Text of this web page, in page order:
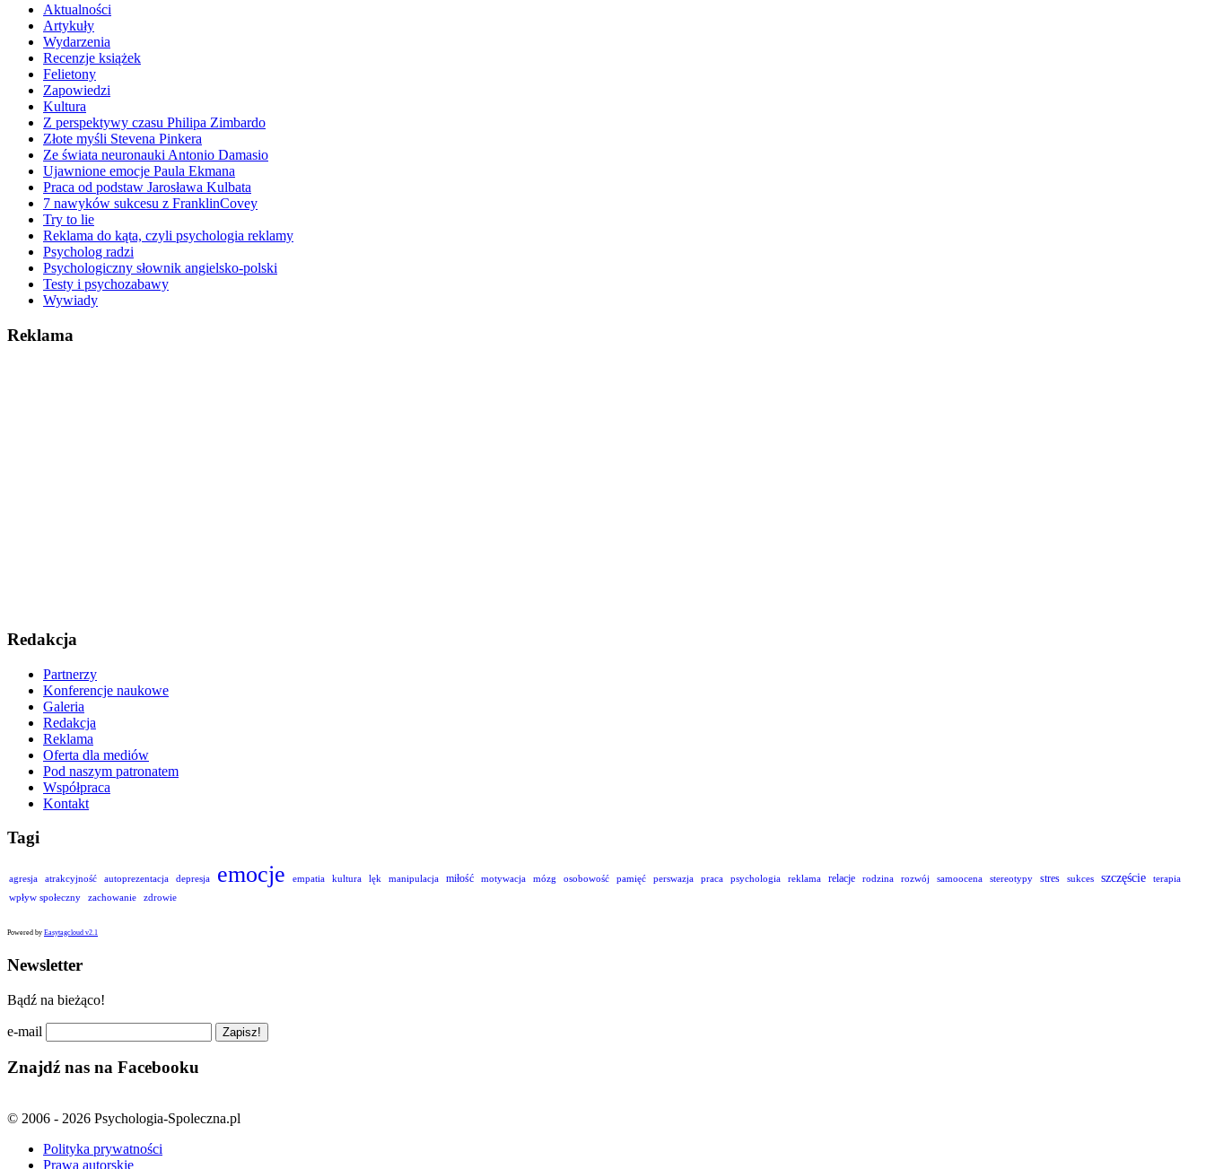
Aktualności
Artykuły
Wydarzenia
Recenzje książek
Felietony
Zapowiedzi
Kultura
Z perspektywy czasu Philipa Zimbardo
Złote myśli Stevena Pinkera
Ze świata neuronauki Antonio Damasio
Ujawnione emocje Paula Ekmana
Praca od podstaw Jarosława Kulbata
7 nawyków sukcesu z FranklinCovey
Try to lie
Reklama do kąta, czyli psychologia reklamy
Psycholog radzi
Psychologiczny słownik angielsko-polski
Testy i psychozabawy
Wywiady
Reklama
Redakcja
Partnerzy
Konferencje naukowe
Galeria
Redakcja
Reklama
Oferta dla mediów
Pod naszym patronatem
Współpraca
Kontakt
Tagi
agresja atrakcyjność autoprezentacja depresja emocje empatia kultura lęk manipulacja miłość motywacja mózg osobowość pamięć perswazja praca psychologia reklama relacje rodzina rozwój samoocena stereotypy stres sukces szczęście
terapia
wpływ społeczny
zachowanie zdrowie
Powered by Easytagcloud v2.1
Newsletter
Bądź na bieżąco!
e-mail
Znajdź nas na Facebooku
© 2006 - 2026 Psychologia-Spoleczna.pl
Polityka prywatności
Prawa autorskie